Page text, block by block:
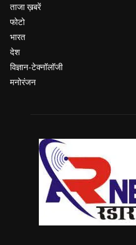
ताजा ख़बरें
फोटो
भारत
देश
विज्ञान-टेक्नॉलॉजी
मनोरंजन